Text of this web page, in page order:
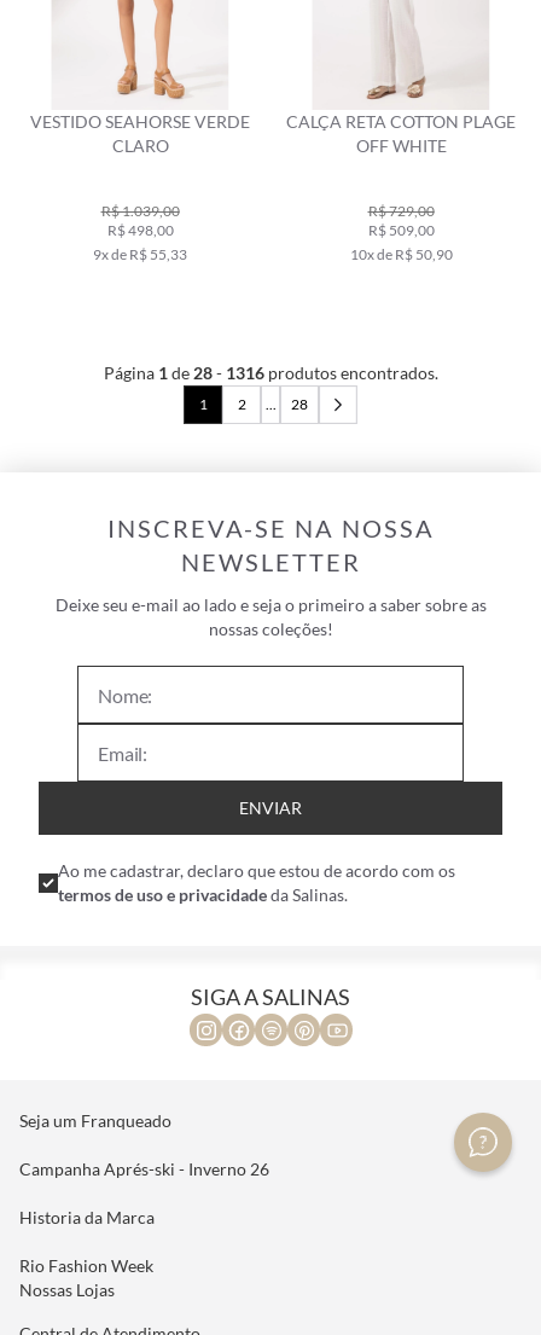
VESTIDO SEAHORSE VERDE
CLARO
R$ 1.039,00
R$ 498,00
9x de R$ 55,33
CALÇA RETA COTTON PLAGE
OFF WHITE
R$ 729,00
R$ 509,00
10x de R$ 50,90
Página 1de 28- 1316produtos encontrados.
1 2 ... 28
INSCREVA-SE NA NOSSA
NEWSLETTER
Deixe seu e-mail ao lado e seja o primeiro a saber sobre as
nossas coleções!
ENVIAR
Ao me cadastrar, declaro que estou de acordo com os
termos de uso e privacidadeda Salinas.
SIGA A SALINAS
Seja um Franqueado
Campanha Aprés-ski - Inverno 26
Historia da Marca
Rio Fashion Week
Nossas Lojas